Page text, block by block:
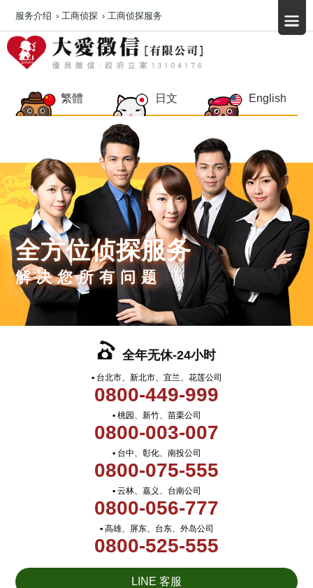
繁體 日文 English
全方位侦探服务
解决您所有问题
全年无休-24小时
▪ 台北市、新北市、宜兰、花莲公司
0800-449-999
▪ 桃园、新竹、苗栗公司
0800-003-007
▪ 台中、彰化、南投公司
0800-075-555
▪ 云林、嘉义、台南公司
0800-056-777
▪ 高雄、屏东、台东、外岛公司
0800-525-555
LINE 客服
服务介绍 › 工商侦探 › 工商侦探服务